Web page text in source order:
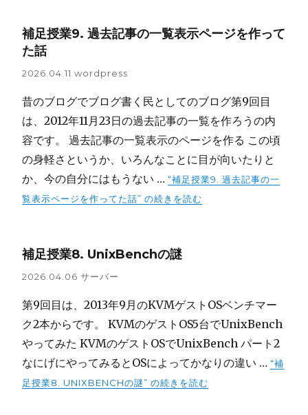
補足授業9. 過去記事の一覧表示ページを作って
た話
2026.04.11 wordpress
昔のブログでブログ書く民としてのブログ第9回目
は、2012年11月23日の過去記事の一覧を作ろうの内
容です。 過去記事の一覧表示のページを作る この頃
の身軽さというか、いろんなことに目が向いたりと
か、今の自分にはもうない … “補足授業9. 過去記事の一
覧表示ページを作ってた話” の続きを読む
補足授業8. UnixBenchの謎
2026.04.06 サーバー
第9回目は、2013年9月のKVMゲストOSベンチマー
ク2本からです。 KVMのゲストOS5台でUnixBench
やってみた KVMのゲストOSでUnixBench パート2
なにげにやってみるとOSによってかなりの違い … “補
足授業8. UNIXBENCHの謎” の続きを読む